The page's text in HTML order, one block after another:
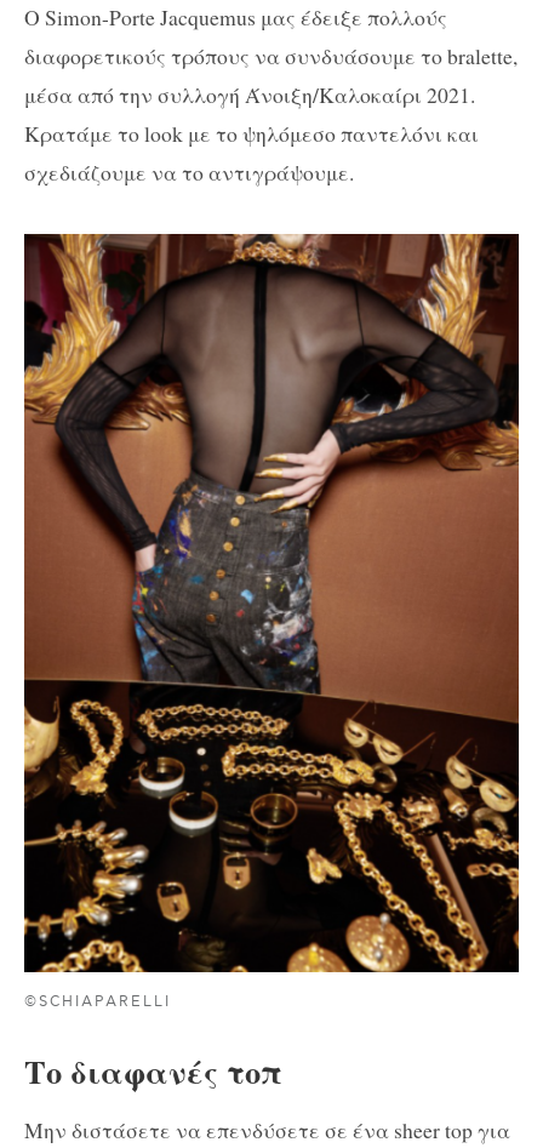
Ο Simon-Porte Jacquemus μας έδειξε πολλούς
διαφορετικούς τρόπους να συνδυάσουμε το bralette,
μέσα από την συλλογή Άνοιξη/Καλοκαίρι 2021.
Κρατάμε το look με το ψηλόμεσο παντελόνι και
σχεδιάζουμε να το αντιγράψουμε.
©SCHIAPARELLI
Το διαφανές τοπ
Μην διστάσετε να επενδύσετε σε ένα sheer top για